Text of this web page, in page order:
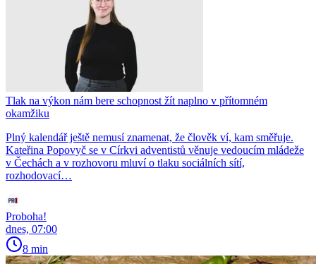
Tlak na výkon nám bere schopnost žít naplno v přítomném
okamžiku
Plný kalendář ještě nemusí znamenat, že člověk ví, kam směřuje.
Kateřina Popovyč se v Církvi adventistů věnuje vedoucím mládeže
v Čechách a v rozhovoru mluví o tlaku sociálních sítí,
rozhodovací…
Proboha!
dnes, 07:00
8 min